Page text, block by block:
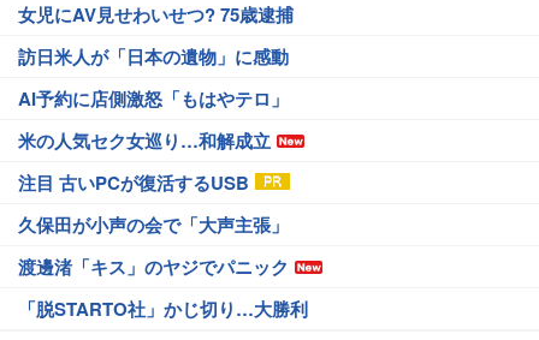
女児にAV見せわいせつ? 75歳逮捕
訪日米人が「日本の遺物」に感動
AI予約に店側激怒「もはやテロ」
米の人気セク女巡り…和解成立
注目 古いPCが復活するUSB
久保田が小声の会で「大声主張」
渡邊渚「キス」のヤジでパニック
「脱STARTO社」かじ切り…大勝利